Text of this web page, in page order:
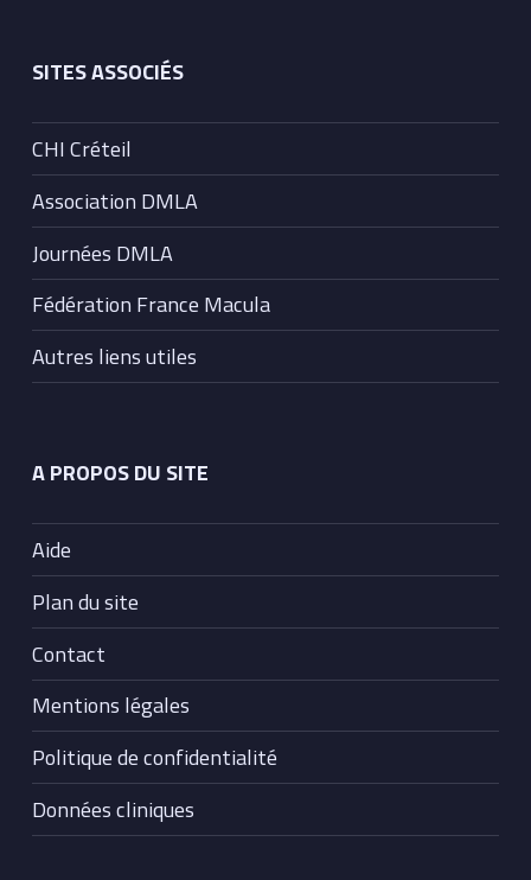
SITES ASSOCIÉS
CHI Créteil
Association DMLA
Journées DMLA
Fédération France Macula
Autres liens utiles
A PROPOS DU SITE
Aide
Plan du site
Contact
Mentions légales
Politique de confidentialité
Données cliniques